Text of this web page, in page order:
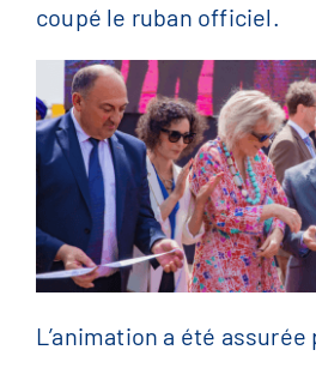
coupé le ruban officiel.
L’animation a été assurée